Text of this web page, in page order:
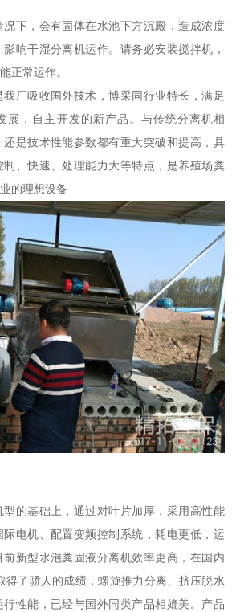
下，会有固体在水池下方沉殿，造成浓度
响干湿分离机运作。请务必安装搅拌机，
正常运作。
厂吸收国外技术，博采同行业特长，满足
展，自主开发的新产品。与传统分离机相
是技术性能参数都有重大突破和提高，具
、快速、处理能力大等特点，是养殖场粪
的理想设备
的基础上，通过对叶片加厚，采用高性能
电机、配置变频控制系统，耗电更低，运
新型水泡粪固液分离机效率更高，在国内
得了骄人的成绩，螺旋推力分离、挤压脱水
性能，已经与国外同类产品相媲美。产品